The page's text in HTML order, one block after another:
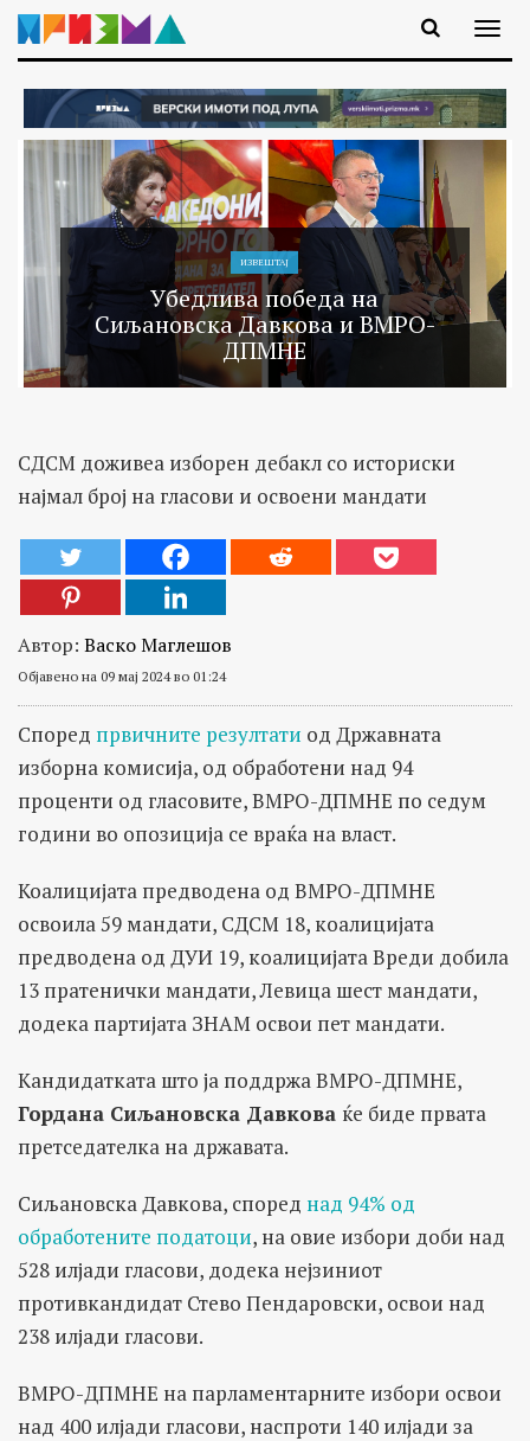
ИЗВЕШТАЈ
Убедлива победа на
Сиљановска Давкова и ВМРО-
ДПМНЕ
СДСМ доживеа изборен дебакл со историски
најмал број на гласови и освоени мандати
Автор: Васко Маглешов
Објавено на 09 мај 2024 во 01:24
Според првичните резултати од Државната
изборна комисија, од обработени над 94
проценти од гласовите, ВМРО-ДПМНЕ по седум
години во опозиција се враќа на власт.
Коалицијата предводена од ВМРО-ДПМНЕ
освоила 59 мандати, СДСМ 18, коалицијата
предводена од ДУИ 19, коалицијата Вреди добила
13 пратенички мандати, Левица шест мандати,
додека партијата ЗНАМ освои пет мандати.
Кандидатката што ја поддржа ВМРО-ДПМНЕ,
Гордана Сиљановска Давкова ќе биде првата
претседателка на државата.
Сиљановска Давкова, според над 94% од
обработените податоци, на овие избори доби над
528 илјади гласови, додека нејзиниот
противкандидат Стево Пендаровски, освои над
238 илјади гласови.
ВМРО-ДПМНЕ на парламентарните избори освои
над 400 илјади гласови, наспроти 140 илјади за